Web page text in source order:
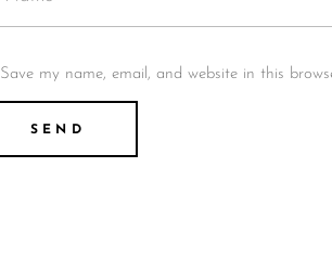
Save my name, email, and website in this